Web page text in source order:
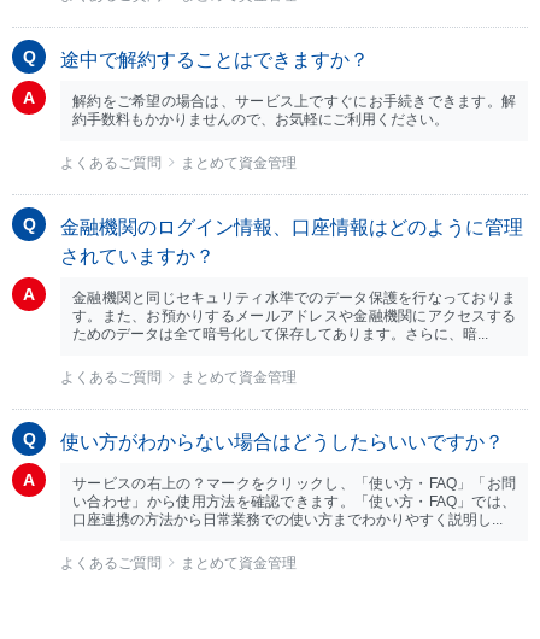
途中で解約することはできますか？
解約をご希望の場合は、サービス上ですぐにお手続きできます。解
約手数料もかかりませんので、お気軽にご利用ください。
よくあるご質問 まとめて資金管理
金融機関のログイン情報、口座情報はどのように管理
されていますか？
金融機関と同じセキュリティ水準でのデータ保護を行なっておりま
す。また、お預かりするメールアドレスや金融機関にアクセスする
ためのデータは全て暗号化して保存してあります。さらに、暗...
よくあるご質問 まとめて資金管理
使い方がわからない場合はどうしたらいいですか？
サービスの右上の？マークをクリックし、「使い方・FAQ」「お問
い合わせ」から使用方法を確認できます。「使い方・FAQ」では、
口座連携の方法から日常業務での使い方までわかりやすく説明し...
よくあるご質問 まとめて資金管理